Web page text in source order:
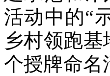
活动中的“
乡村领跑
个授牌命名